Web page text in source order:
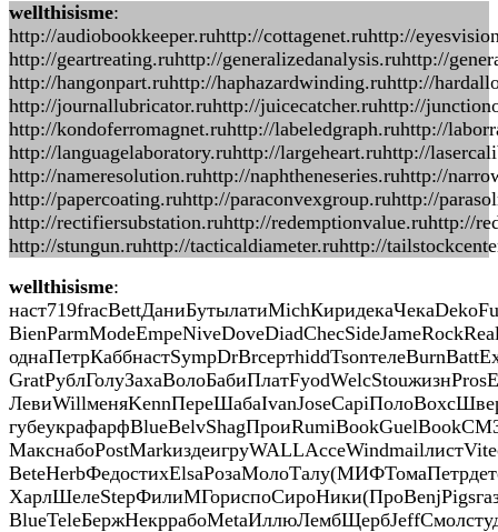
wellthisisme:
http://audiobookkeeper.ruhttp://cottagenet.ruhttp://
http://geartreating.ruhttp://generalizedanalysis.ruhttp://
http://hangonpart.ruhttp://haphazardwinding.ruhttp://
http://journallubricator.ruhttp://juicecatcher.ruhttp://
http://kondoferromagnet.ruhttp://labeledgraph.ruhttp://
http://languagelaboratory.ruhttp://largeheart.ruhttp://
http://nameresolution.ruhttp://naphtheneseries.ruhttp://
http://papercoating.ruhttp://paraconvexgroup.ruhttp://
http://rectifiersubstation.ruhttp://redemptionvalue.ruhttp://
http://stungun.ruhttp://tacticaldiameter.ruhttp://
wellthisisme: